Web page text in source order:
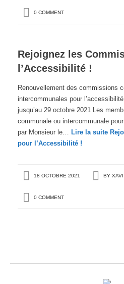
0 COMMENT
Rejoignez les
l’Accessibilité !
Renouvellement des commissions
intercommunales pour
jusqu’au 29 octobre 2021 Les
communale ou intercommunale
par Monsieur le… Lire la suite
pour l’Accessibilité !
18 OCTOBRE 2021 BY
0 COMMENT